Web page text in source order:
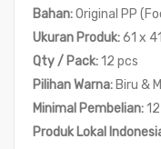
Bahan:Original PP
Ukuran Produk:61 x
Qty / Pack:12 pcs
Pilihan Warna:Biru &
Minimal Pembelian:
Produk Lokal